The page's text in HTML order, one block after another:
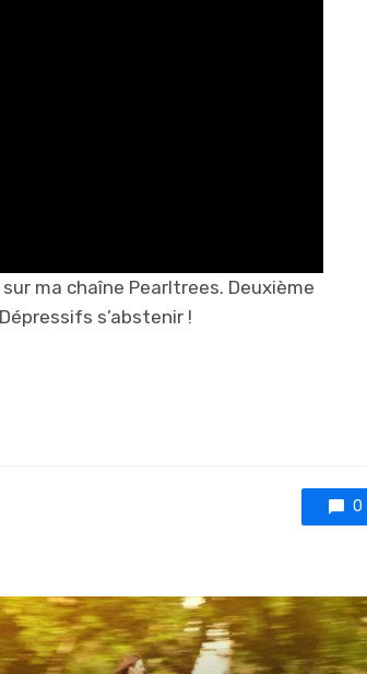
ma chaîne Pearltrees. Deuxième
s’abstenir !
0